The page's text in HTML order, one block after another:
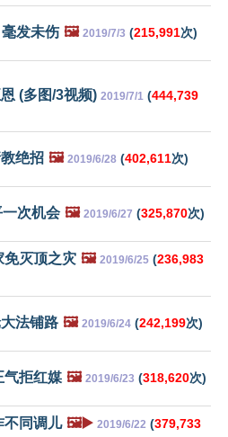
发未伤 🖼️ 2019/7/3 (215,991次)
(多图/3视频) 2019/7/1 (444,739
绝招 🖼️ 2019/6/28 (402,611次)
次机会 🖼️ 2019/6/27 (325,870次)
免灭顶之灾 🖼️ 2019/6/25 (236,983
法铺路 🖼️ 2019/6/24 (242,199次)
气拒红媒 🖼️ 2019/6/23 (318,620次)
不同调儿 🖼️▶️ 2019/6/22 (379,733